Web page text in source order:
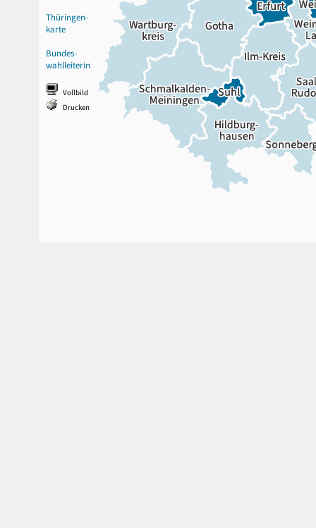
Thüringen-
karte
Bundes-
wahlleiterin
Vollbild
Drucken